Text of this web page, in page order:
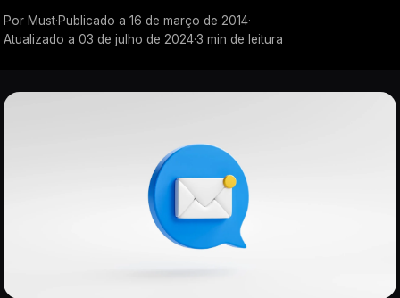
Por Must·Publicado a 16 de março de 2014·
Atualizado a 03 de julho de 2024·3 min de leitura